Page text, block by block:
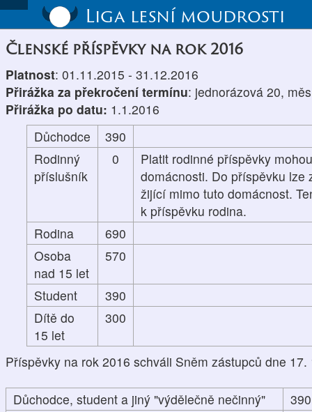
Liga lesní moudrosti
Členské příspěvky na rok 2016
Platnost: 01.11.2015 - 31.12.2016
Přirážka za překročení termínu: jednorázová 20,
Přirážka po datu: 1.1.2016
Důchodce
390
Rodinný
příslušník
0
Platit rodinné příspěvky
domácnosti. Do příspěvku lze
žijící mimo tuto domácnost.
k příspěvku rodina.
Rodina
690
Osoba
nad 15 let
570
Student
390
Dítě do
15 let
300
Příspěvky na rok 2016 schváli Sněm zástupců dne
Důchodce, student a jiný "výdělečně nečinný"
390